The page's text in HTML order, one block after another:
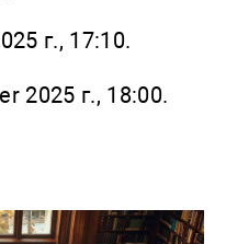
г., 17:10.
2025 г., 18:00.